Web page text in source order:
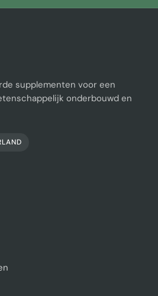
supplementen voor een
onderbouwd en